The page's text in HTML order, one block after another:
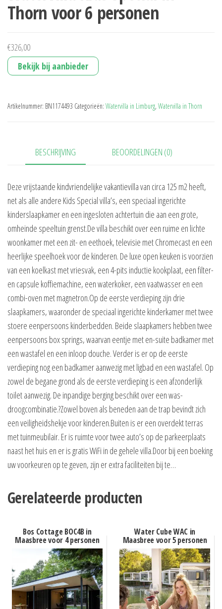
Thorn voor 6 personen
€326,00
Bekijk bij aanbieder
Artikelnummer: BN1174493 Categorieën: Watervilla in Limburg, Watervilla in Thorn
BESCHRIJVING BEOORDELINGEN (0)
Deze vrijstaande kindvriendelijke vakantievilla van circa 125 m2 heeft,
net als alle andere Kids Special villa’s, een speciaal ingerichte
kinderslaapkamer en een ingesloten achtertuin die aan een grote,
omheinde speeltuin grenst.De villa beschikt over een ruime en lichte
woonkamer met een zit- en eethoek, televisie met Chromecast en een
heerlijke speelhoek voor de kinderen. De luxe open keuken is voorzien
van een koelkast met vriesvak, een 4-pits inductie kookplaat, een filter-
en capsule koffiemachine, een waterkoker, een vaatwasser en een
combi-oven met magnetron.Op de eerste verdieping zijn drie
slaapkamers, waaronder de speciaal ingerichte kinderkamer met twee
stoere eenpersoons kinderbedden. Beide slaapkamers hebben twee
eenpersoons box springs, waarvan eentje met en-suite badkamer met
een wastafel en een inloop douche. Verder is er op de eerste
verdieping nog een badkamer aanwezig met ligbad en een wastafel. Op
zowel de begane grond als de eerste verdieping is een afzonderlijk
toilet aanwezig. De inpandige berging beschikt over een was-
droogcombinatie.?Zowel boven als beneden aan de trap bevindt zich
een veiligheidshekje voor kinderen.Buiten is er een overdekt terras
met tuinmeubilair. Er is ruimte voor twee auto’s op de parkeerplaats
naast het huis en er is gratis WiFi in de gehele villa.Door bij een boeking
uw voorkeuren op te geven, zijn er extra faciliteiten bij te…
Gerelateerde producten
Bos Cottage BOC4B in
Maasbree voor 4 personen
Water Cube WAC in
Maasbree voor 5 personen